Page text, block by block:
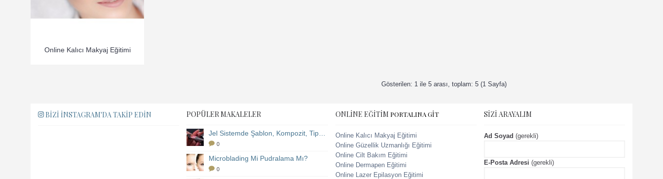
Online Kalıcı Makyaj Eğitimi
Gösterilen: 1 ile 5 arası, toplam: 5 (1 Sayfa)
BIZI İNSTAGRAM'DA TAKIP EDIN POPÜLER MAKALELER
0
Microblading Mi Pudralama Mı?
0
ONLINE EĞITIM PORTALINA GİT
Online Kalıcı Makyaj Eğitimi
Online Güzellik Uzmanlığı Eğitimi
Online Cilt Bakım Eğitimi
Online Dermapen Eğitimi
Online Lazer Epilasyon Eğitimi
SIZI ARAYALIM
Ad Soyad (gerekli)
E-Posta Adresi (gerekli)